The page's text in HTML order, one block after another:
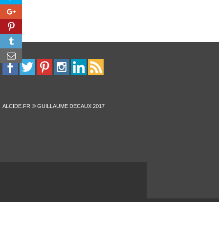
ALCIDE.FR © GUILLAUME DECAUX 2017